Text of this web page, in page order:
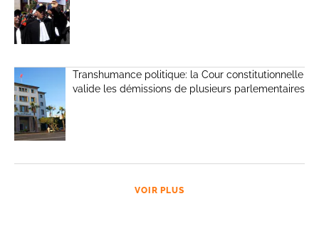
Transhumance politique: la Cour constitutionnelle
valide les démissions de plusieurs parlementaires
VOIR PLUS